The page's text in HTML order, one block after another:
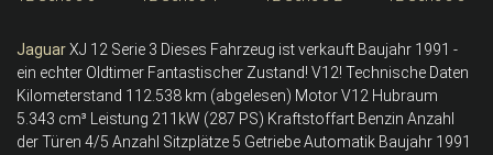
JaguarXJ 12 Serie 3 Dieses Fahrzeug ist verkauft Baujahr 1991 -
ein echter Oldtimer Fantastischer Zustand! V12! Technische Daten
Kilometerstand 112.538 km (abgelesen) Motor V12 Hubraum
5.343 cm³ Leistung 211kW (287 PS) Kraftstoffart Benzin Anzahl
der Türen 4/5 Anzahl Sitzplätze 5 Getriebe Automatik Baujahr 1991